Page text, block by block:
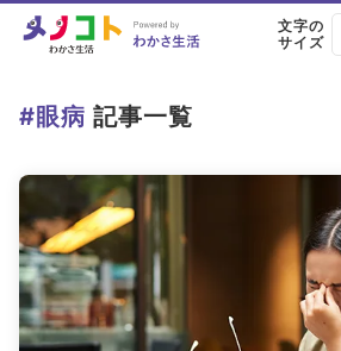
文字の
サイズ
目の症状や病気と
予防・治療法
目にまつわる
お役立ちニュース
#眼病 記事一覧